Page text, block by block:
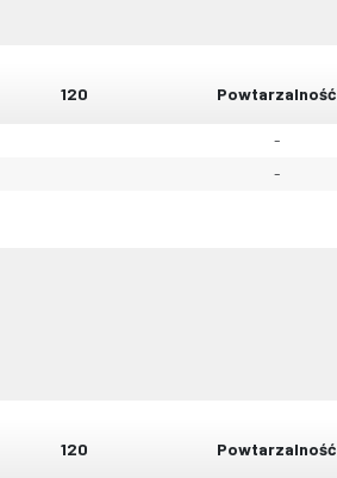
120 Powtarzalność
-
-
120 Powtarzalność